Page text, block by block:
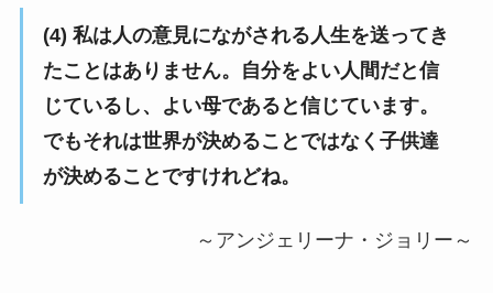
(4) 私は人の意見にながされる人生を送ってき
たことはありません。自分をよい人間だと信
じているし、よい母であると信じています。
でもそれは世界が決めることではなく子供達
が決めることですけれどね。
～アンジェリーナ・ジョリー～